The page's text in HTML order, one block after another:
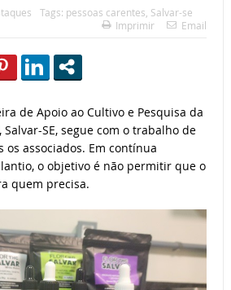
Tags: pessoas carentes, Salvar-se
Imprimir
Email
de Apoio ao Cultivo e Pesquisa da
SE, segue com o trabalho de
associados. Em contínua
o objetivo é não permitir que o
quem precisa.